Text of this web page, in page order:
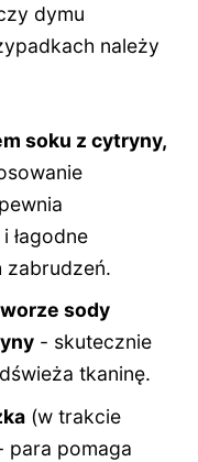
dymu
należy
soku z cytryny,
łagodne
zabrudzeń.
sody
- skutecznie
tkaninę.
(w trakcie
para pomaga